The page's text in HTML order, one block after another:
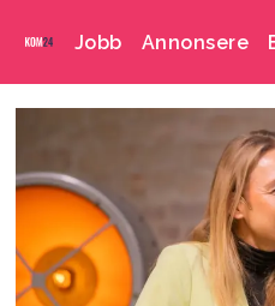
Jobb Annonsere